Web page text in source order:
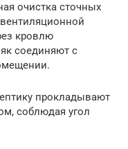
очистка сточных
кровлю
соединяют с
прокладывают
соблюдая угол